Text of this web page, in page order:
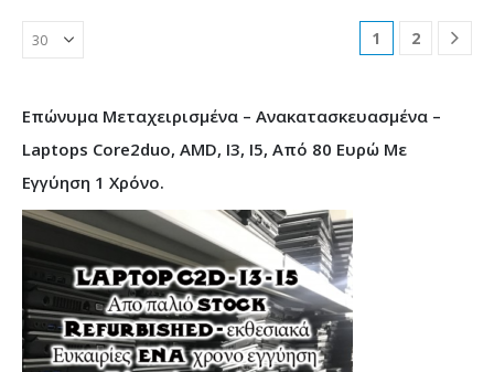
1 2
Επώνυμα Μεταχειρισμένα – Ανακατασκευασμένα –
Laptops Core2duo, AMD, I3, I5, Από 80 Ευρώ Με
Εγγύηση 1 Χρόνο.